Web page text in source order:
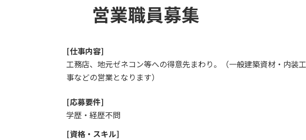
営業職員募集
[仕事内容]
工務店、地元ゼネコン等への得意先まわり。（一般建築資材・内装工
事などの営業となります）
[応募要件]
学歴・経歴不問
[資格・スキル]